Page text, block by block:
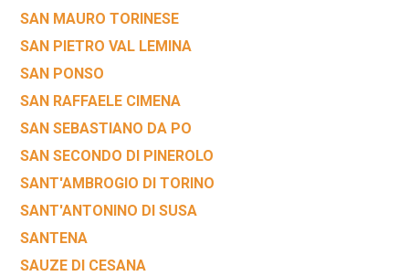
SAN MAURO TORINESE
SAN PIETRO VAL LEMINA
SAN PONSO
SAN RAFFAELE CIMENA
SAN SEBASTIANO DA PO
SAN SECONDO DI PINEROLO
SANT'AMBROGIO DI TORINO
SANT'ANTONINO DI SUSA
SANTENA
SAUZE DI CESANA